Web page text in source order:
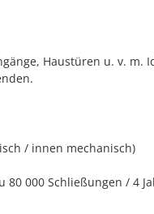
Haustüren u. v.
/ innen mechanisch)
80 000 Schließungen / 4